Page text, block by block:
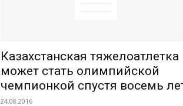
Казахстанская тяжелоатлетка
может стать олимпийской
чемпионкой спустя восемь
24.08.2016